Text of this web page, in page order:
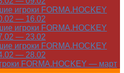
игроки FORMA.HOCKEY
— 16.02
игроки FORMA.HOCKEY
— 23.02
игроки FORMA.HOCKEY
— 28.02
FORMA.HOCKEY — март